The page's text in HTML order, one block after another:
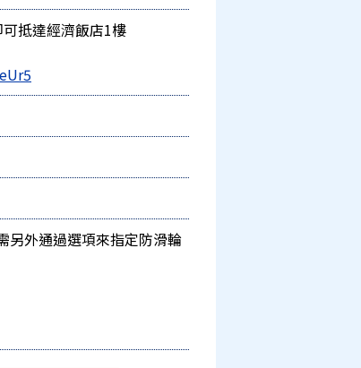
抵達經濟飯店1樓
另外通過選項來指定防滑輪